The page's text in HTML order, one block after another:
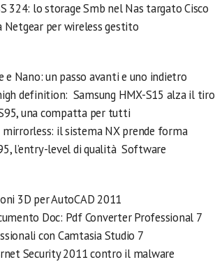
324: lo storage Smb nel Nas targato Cisco
per wireless gestito
Nano: un passo avanti e uno indietro
definition: Samsung HMX-S15 alza il tiro
una compatta per tutti
il sistema NX prende forma
l’entry-level di qualità Software
3D per AutoCAD 2011
Doc: Pdf Converter Professional 7
con Camtasia Studio 7
Security 2011 contro il malware